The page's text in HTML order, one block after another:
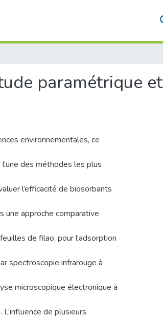
paramétrique et
environnementales, ce
des méthodes les plus
l’efficacité de biosorbants
une approche comparative
de filao, pour l’adsorption
spectroscopie infrarouge à
microscopique électronique à
de plusieurs